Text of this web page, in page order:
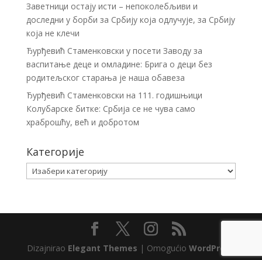
Заветници остају исти – непоколебљиви и
доследни у борби за Србију која одлучује, за Србију
која не клечи
Ђурђевић Стаменковски у посети Заводу за
васпитање деце и омладине: Брига о деци без
родитељског старања је наша обавеза
Ђурђевић Стаменковски на 111. годишњици
Колубарске битке: Србија се не чува само
храброшћу, већ и добротом
Категорије
Категорије
Dizajnirao Elegant Themes | OmogućioWordPress